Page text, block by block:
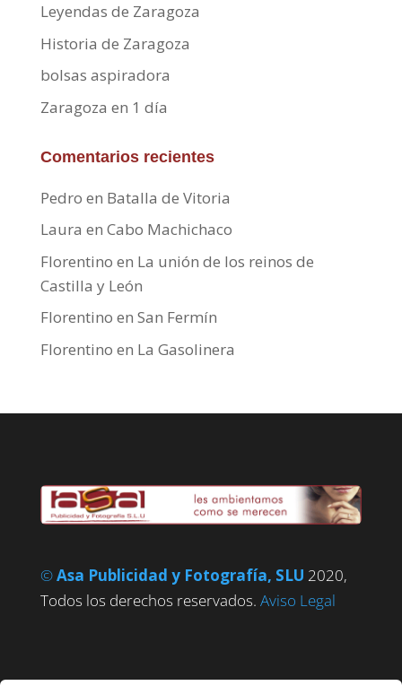
Leyendas de Zaragoza
Historia de Zaragoza
bolsas aspiradora
Zaragoza en 1 día
Comentarios recientes
Pedro en Batalla de Vitoria
Laura en Cabo Machichaco
Florentino en La unión de los reinos de
Castilla y León
Florentino en San Fermín
Florentino en La Gasolinera
©Asa Publicidad y Fotografía, SLU 2020,
Todos los derechos reservados. Aviso Legal